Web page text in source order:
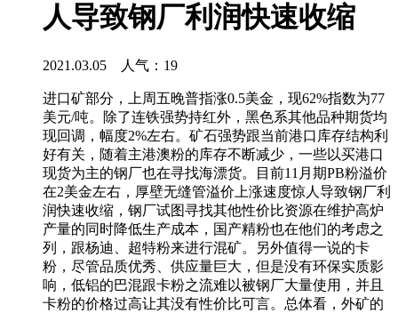
人导致钢厂利润快速收缩
2021.03.05 人气： 19
进口矿部分，上周五晚普指涨0.5美金，现62%指数为77
美元/吨。除了连铁强势持红外，黑色系其他品种期货均
现回调，幅度2%左右。矿石强势跟当前港口库存结构利
好有关，随着主港澳粉的库存不断减少，一些以买港口
现货为主的钢厂也在寻找海漂货。目前11月期PB粉溢价
在2美金左右，厚壁无缝管溢价上涨速度惊人导致钢厂利
润快速收缩，钢厂试图寻找其他性价比资源在维护高炉
产量的同时降低生产成本，国产精粉也在他们的考虑之
列，跟杨迪、超特粉来进行混矿。另外值得一说的卡
粉，尽管品质优秀、供应量巨大，但是没有环保实质影
响，低铝的巴混跟卡粉之流难以被钢厂大量使用，并且
卡粉的价格过高让其没有性价比可言。总体看，外矿的